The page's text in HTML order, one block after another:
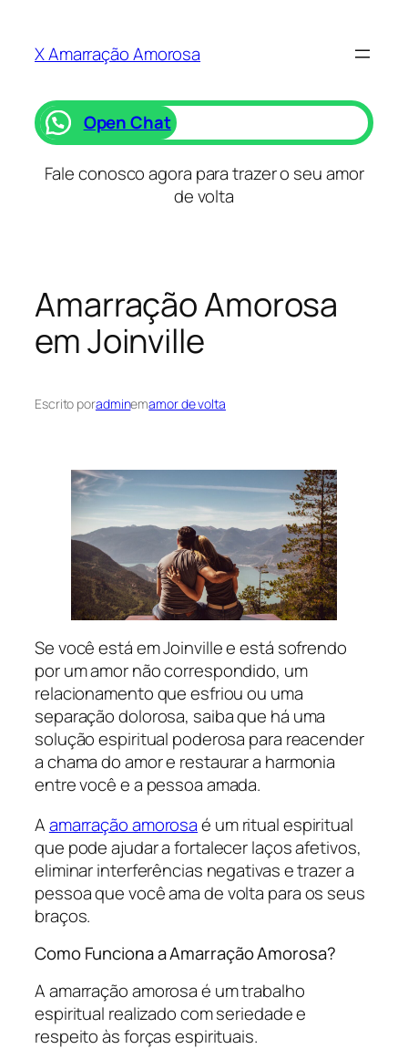
X Amarração Amorosa
Open Chat
Fale conosco agora para trazer o seu amor
de volta
Amarração Amorosa
em Joinville
Escrito poradminemamor de volta
Se você está em Joinville e está sofrendo
por um amor não correspondido, um
relacionamento que esfriou ou uma
separação dolorosa, saiba que há uma
solução espiritual poderosa para reacender
a chama do amor e restaurar a harmonia
entre você e a pessoa amada.
Aamarração amorosaé um ritual espiritual
que pode ajudar a fortalecer laços afetivos,
eliminar interferências negativas e trazer a
pessoa que você ama de volta para os seus
braços.
Como Funciona a Amarração Amorosa?
A amarração amorosa é um trabalho
espiritual realizado com seriedade e
respeito às forças espirituais.